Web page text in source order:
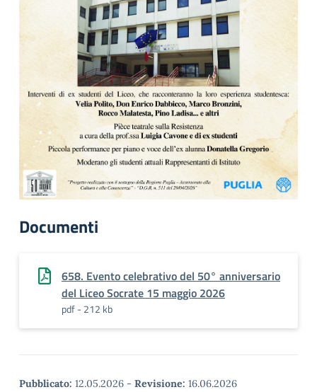
Documenti
658. Evento celebrativo del 50° anniversario
del Liceo Socrate 15 maggio 2026
pdf - 212 kb
Pubblicato: 12.05.2026 - Revisione: 16.06.2026